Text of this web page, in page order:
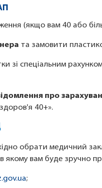
(якщо вам 40 або
та замовити
зі спеціальним
про
40+».
обрати медичний
якому вам буде зручно
;